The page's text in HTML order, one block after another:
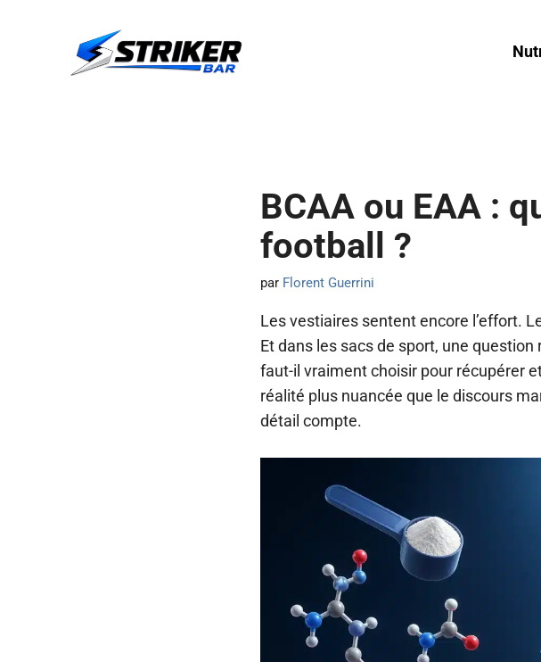
BCAA ou EAA :
football ?
par Florent Guerrini
Les vestiaires sentent encore l’effort.
Et dans les sacs de sport, une
faut-il vraiment choisir pour récupérer
réalité plus nuancée que le discours
détail compte.